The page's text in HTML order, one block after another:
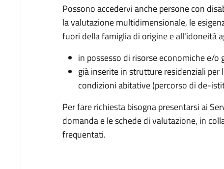
Possono accedervi anche persone con
la valutazione multidimensionale, le
fuori della famiglia di origine e all'idoneità
in possesso di risorse economiche e/
già inserite in strutture residenziali
condizioni abitative (percorso di de-
Per fare richiesta bisogna presentarsi ai
domanda e le schede di valutazione, in
frequentati.